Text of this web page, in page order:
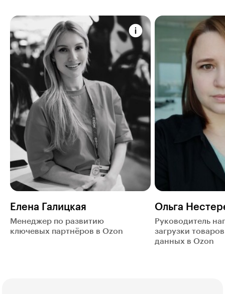
Елена Галицкая
Менеджер по развитию
ключевых партнёров в Ozon
Ольга
Руководитель
загрузки
данных в Ozon